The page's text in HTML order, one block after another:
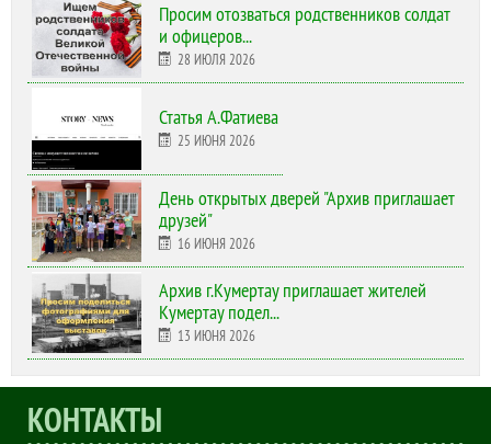
Просим отозваться родственников солдат
и офицеров...
28 ИЮЛЯ 2026
Статья А.Фатиева
25 ИЮНЯ 2026
День открытых дверей "Архив приглашает
друзей"
16 ИЮНЯ 2026
Архив г.Кумертау приглашает жителей
Кумертау подел...
13 ИЮНЯ 2026
КОНТАКТЫ